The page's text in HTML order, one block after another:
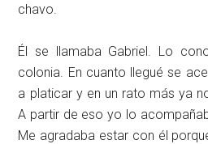
chavo.
Él se llamaba Gabriel. Lo
colonia. En cuanto llegué se
a platicar y en un rato más ya
A partir de eso yo lo
Me agradaba estar con él